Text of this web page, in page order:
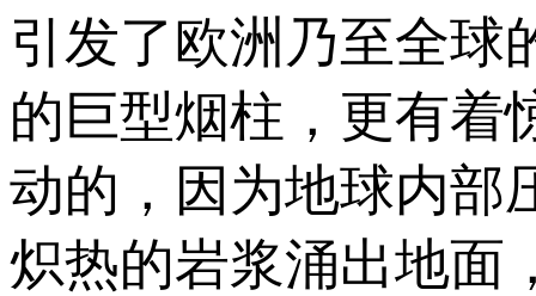
引发了欧洲乃至全球
的巨型烟柱，更有着
动的，因为地球内部
炽热的岩浆涌出地面